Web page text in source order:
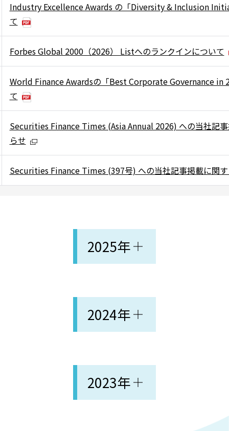
Industry Excellence Awards の「Diversity & Inclusion
て
Forbes Global 2000（2026） Listへのランクインについて
World Finance Awardsの「Best Corporate Governance in
て
Securities Finance Times (Asia Annual 2026) への当社記
らせ
Securities Finance Times (397号) への当社記事掲載に関
2025年
2024年
2023年